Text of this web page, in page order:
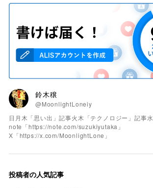
鈴木穣
@MoonlightLoneiy
日月木「思い出」記事火木「テクノロジー」記事
note「https://note.com/suzukiyutaka」
X「https://x.com/MoonlightLone」
投稿者の人気記事